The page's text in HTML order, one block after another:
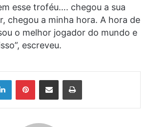
esse troféu…. chegou a sua
chegou a minha hora. A hora de
o melhor jogador do mundo e
escreveu.
LinkedinPinterestCompartilhar via e-mail Imprimir